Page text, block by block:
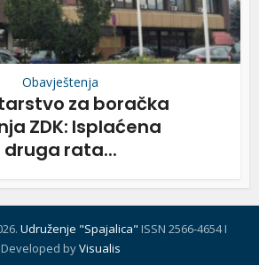
Obavještenja
za boračka
ZDK: Isplaćena
druga rata...
Udruženje "Spajalica" ISSN 2566-4654 I
Developed byVisualis